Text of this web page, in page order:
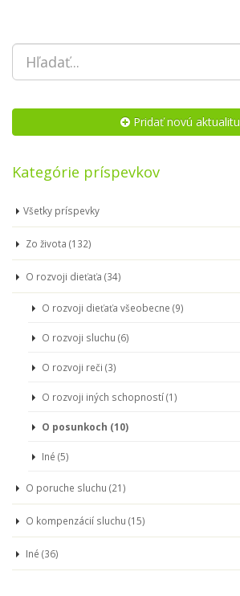
Pridať novú aktualitu
Kategórie príspevkov
Všetky príspevky
Zo života (132)
O rozvoji dieťaťa (34)
O rozvoji dieťaťa všeobecne (9)
O rozvoji sluchu (6)
O rozvoji reči (3)
O rozvoji iných schopností (1)
O posunkoch (10)
Iné (5)
O poruche sluchu (21)
O kompenzácií sluchu (15)
Iné (36)